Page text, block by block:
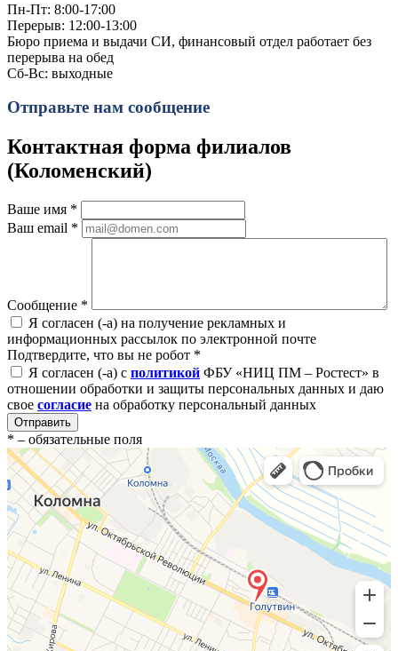
Пн-Пт: 8:00-17:00
Перерыв: 12:00-13:00
Бюро приема и выдачи СИ, финансовый отдел работает без
перерыва на обед
Сб-Вс: выходные
Отправьте нам сообщение
Контактная форма филиалов
(Коломенский)
Ваше имя *
Ваш email *
Сообщение *
Я согласен (-а) на получение рекламных и
информационных рассылок по электронной почте
Подтвердите, что вы не робот *
Я согласен (-а) с политикой ФБУ «НИЦ ПМ – Ростест» в
отношении обработки и защиты персональных данных и даю
свое согласие на обработку персональный данных
Отправить
* – обязательные поля